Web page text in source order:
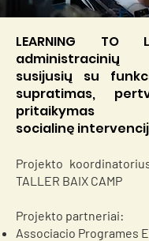
LEARNING TO
susijusių su
supratimas,
pritaikymas
socialinę
Projekto
TALLER BAIX CAMP
Projekto partneriai:
Associacio Programes